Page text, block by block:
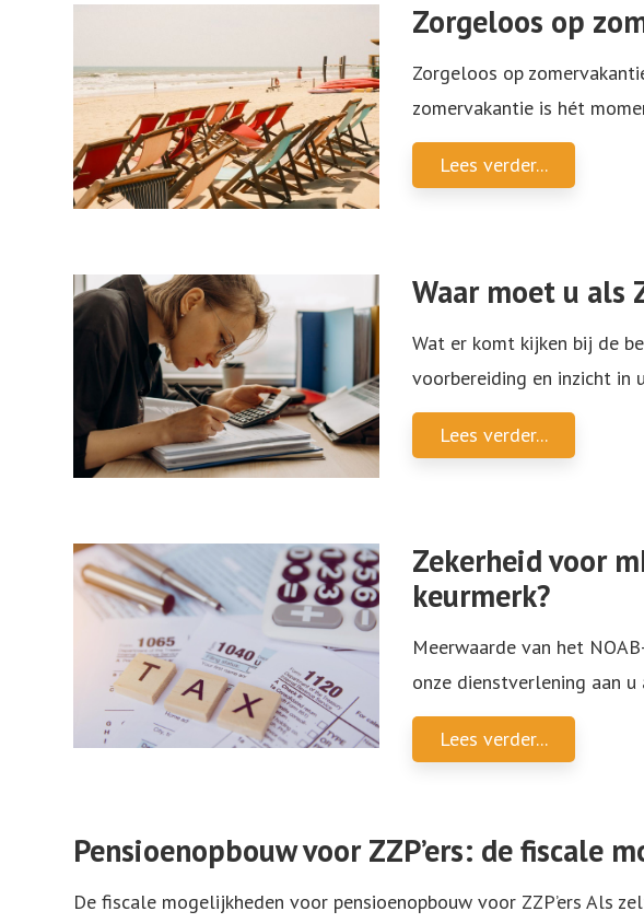
Zorgeloos op
Zorgeloos op
zomervakantie is hét
Lees verder...
Waar moet u als
Wat er komt kijken bij de
voorbereiding en inzicht in
Lees verder...
Zekerheid voor
keurmerk?
Meerwaarde van het
onze dienstverlening aan u
Lees verder...
Pensioenopbouw voor ZZP’ers: de fiscale
De fiscale mogelijkheden voor pensioenopbouw voor ZZP’ers Als